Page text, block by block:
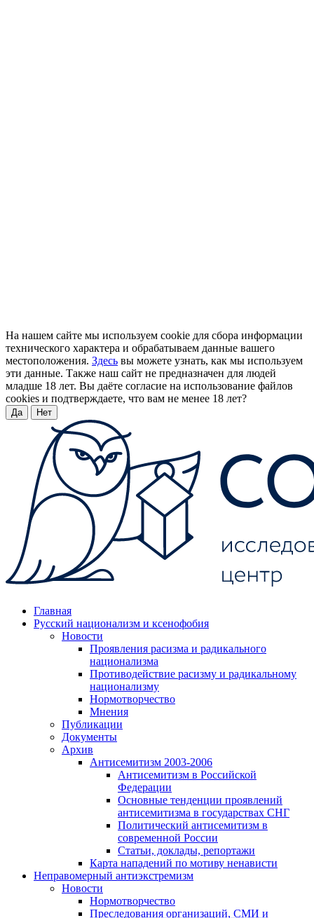
На нашем сайте мы используем cookie для сбора информации
технического характера и обрабатываем данные вашего
местоположения. Здесь вы можете узнать, как мы используем
эти данные. Также наш сайт не предназначен для людей
младше 18 лет. Вы даёте согласие на использование файлов
cookies и подтверждаете, что вам не менее 18 лет?
Да Нет
Главная
Русский национализм и ксенофобия
Новости
Проявления расизма и радикального
национализма
Противодействие расизму и радикальному
национализму
Нормотворчество
Мнения
Публикации
Документы
Архив
Антисемитизм 2003-2006
Антисемитизм в Российской
Федерации
Основные тенденции проявлений
антисемитизма в государствах СНГ
Политический антисемитизм в
современной России
Статьи, доклады, репортажи
Карта нападений по мотиву ненависти
Неправомерный антиэкстремизм
Новости
Нормотворчество
Преследования организаций, СМИ и